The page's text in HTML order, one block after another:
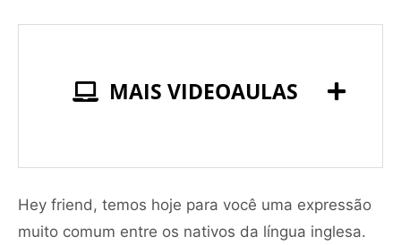
MAIS VIDEOAULAS
Hey friend, temos hoje para você uma expressão
muito comum entre os nativos da língua inglesa.